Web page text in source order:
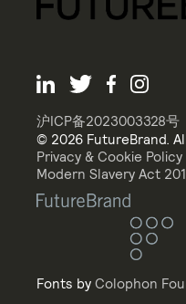
沪ICP备2023003328号
© 2026 FutureBrand.
Privacy & Cookie Policy
Modern Slavery Act
Fonts by Colophon